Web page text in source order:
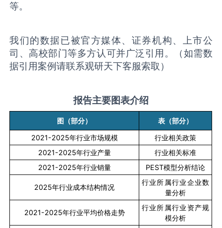
等。
我们的数据已被官方媒体、证券机构、上市公
司、高校部门等多方认可并广泛引用。（如需数
据引用案例请联系观研天下客服索取）
报告主要图表介绍
图（部分）
表（部分）
2021-2025年行业市场规模
行业相关政策
2021-2025年行业产量
行业相关标准
2021-2025年行业销量 PEST模型分析结论
2025年行业成本结构情况
行业所属行业企业数
量分析
2021-2025年行业平均价格走势
行业所属行业资产规
模分析